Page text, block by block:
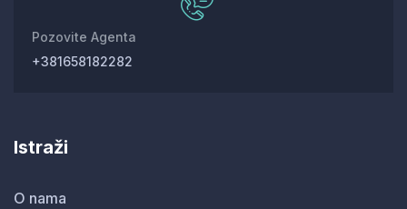
Pozovite Agenta
+381658182282
Istraži
O nama